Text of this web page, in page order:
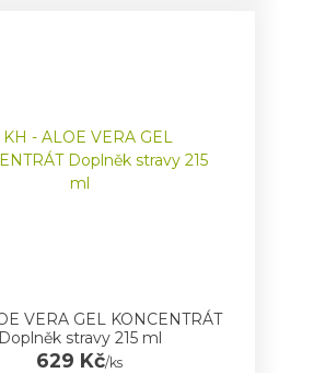
VERA GEL KONCENTRÁT
Doplněk stravy 215 ml
629 Kč/ks